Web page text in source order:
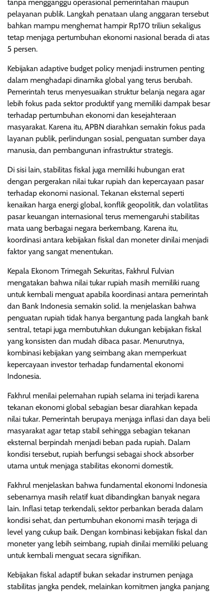
tanpa mengganggu operasional pemerintahan maupun
pelayanan publik. Langkah penataan ulang anggaran tersebut
bahkan mampu menghemat hampir Rp170 triliun sekaligus
tetap menjaga pertumbuhan ekonomi nasional berada di atas
5 persen.
Kebijakan adaptive budget policy menjadi instrumen penting
dalam menghadapi dinamika global yang terus berubah.
Pemerintah terus menyesuaikan struktur belanja negara agar
lebih fokus pada sektor produktif yang memiliki dampak besar
terhadap pertumbuhan ekonomi dan kesejahteraan
masyarakat. Karena itu, APBN diarahkan semakin fokus pada
layanan publik, perlindungan sosial, penguatan sumber daya
manusia, dan pembangunan infrastruktur strategis.
Di sisi lain, stabilitas fiskal juga memiliki hubungan erat
dengan pergerakan nilai tukar rupiah dan kepercayaan pasar
terhadap ekonomi nasional. Tekanan eksternal seperti
kenaikan harga energi global, konflik geopolitik, dan volatilitas
pasar keuangan internasional terus memengaruhi stabilitas
mata uang berbagai negara berkembang. Karena itu,
koordinasi antara kebijakan fiskal dan moneter dinilai menjadi
faktor yang sangat menentukan.
Kepala Ekonom Trimegah Sekuritas, Fakhrul Fulvian
mengatakan bahwa nilai tukar rupiah masih memiliki ruang
untuk kembali menguat apabila koordinasi antara pemerintah
dan Bank Indonesia semakin solid. Ia menjelaskan bahwa
penguatan rupiah tidak hanya bergantung pada langkah bank
sentral, tetapi juga membutuhkan dukungan kebijakan fiskal
yang konsisten dan mudah dibaca pasar. Menurutnya,
kombinasi kebijakan yang seimbang akan memperkuat
kepercayaan investor terhadap fundamental ekonomi
Indonesia.
Fakhrul menilai pelemahan rupiah selama ini terjadi karena
tekanan ekonomi global sebagian besar diarahkan kepada
nilai tukar. Pemerintah berupaya menjaga inflasi dan daya beli
masyarakat agar tetap stabil sehingga sebagian tekanan
eksternal berpindah menjadi beban pada rupiah. Dalam
kondisi tersebut, rupiah berfungsi sebagai shock absorber
utama untuk menjaga stabilitas ekonomi domestik.
Fakhrul menjelaskan bahwa fundamental ekonomi Indonesia
sebenarnya masih relatif kuat dibandingkan banyak negara
lain. Inflasi tetap terkendali, sektor perbankan berada dalam
kondisi sehat, dan pertumbuhan ekonomi masih terjaga di
level yang cukup baik. Dengan kombinasi kebijakan fiskal dan
moneter yang lebih seimbang, rupiah dinilai memiliki peluang
untuk kembali menguat secara signifikan.
Kebijakan fiskal adaptif bukan sekadar instrumen penjaga
stabilitas jangka pendek, melainkan komitmen jangka panjang